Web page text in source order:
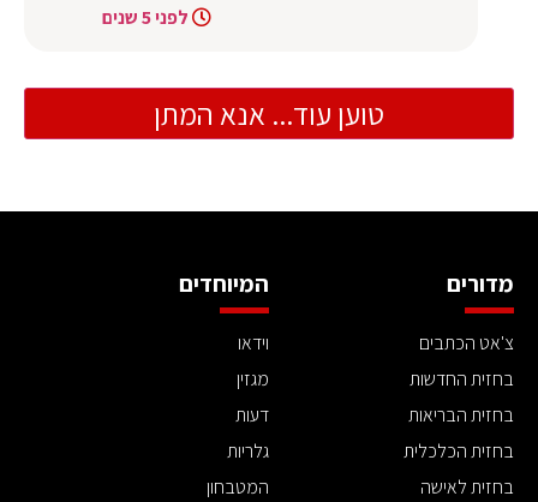
לפני 5 שנים
טוען עוד... אנא המתן
מדורים
צ'אט הכתבים
בחזית החדשות
בחזית הבריאות
בחזית הכלכלית
בחזית לאישה
המיוחדים
וידאו
מגזין
דעות
גלריות
המטבחון